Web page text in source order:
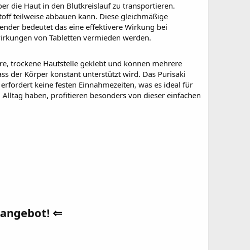
die Haut in den Blutkreislauf zu transportieren.
teilweise abbauen kann. Diese gleichmäßige
bedeutet das eine effektivere Wirkung bei
von Tabletten vermieden werden.
trockene Hautstelle geklebt und können mehrere
der Körper konstant unterstützt wird. Das Purisaki
keine festen Einnahmezeiten, was es ideal für
haben, profitieren besonders von dieser einfachen
⇐